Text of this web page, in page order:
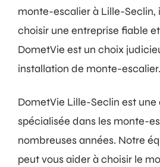
monte-escalier à Lille-Seclin,
choisir une entreprise fiable
DometVie est un choix
installation de monte-escalier.
DometVie Lille-Seclin est une
spécialisée dans les monte-
nombreuses années. Notre
peut vous aider à choisir le